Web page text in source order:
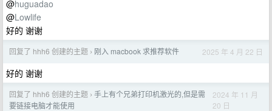
@huguadao
@Lowlife
好的 谢谢
回复了 hhh6 创建的主题 › 刚入 macbook 求推荐软件 2025 年 4 月 22 日
好的 谢谢
回复了 hhh6 创建的主题 › 手上有个兄弟打印机激光的,但是需
要链接电脑才能使用
2024 年 11 月
20 日